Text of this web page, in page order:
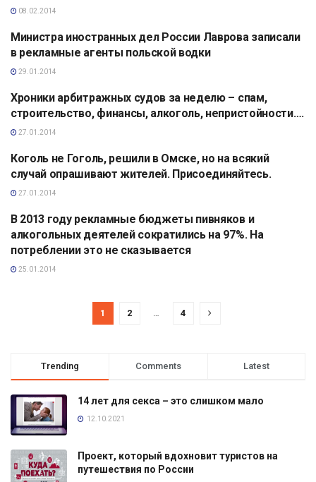
08.02.2014
СВЯЗИ С
Министра иностранных дел России Лаврова записали
в рекламные агенты польской водки
29.01.2014
АНАЛИТИКА
Хроники арбитражных судов за неделю – спам,
строительство, финансы, алкоголь, непристойности….
27.01.2014
АНАЛИТИКА
Коголь не Гоголь, решили в Омске, но на всякий
случай опрашивают жителей. Присоединяйтесь.
27.01.2014
АНАЛИТИКА
В 2013 году рекламные бюджеты пивняков и
алкогольных деятелей сократились на 97%. На
потреблении это не сказывается
25.01.2014
1 2 … 4
Trending Comments Latest
14 лет для секса – это слишком мало
12.10.2021
Проект, который вдохновит туристов на
путешествия по России